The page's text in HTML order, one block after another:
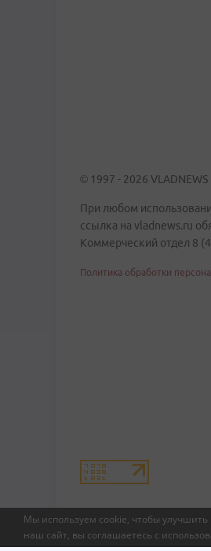
Мы используем cookie, чтобы
наш сайт, вы соглашаетесь с
© 1997 - 2026 VLADNEWS
При любом
ссылка на vladnews.ru
Коммерческий отдел 8
Политика обработки